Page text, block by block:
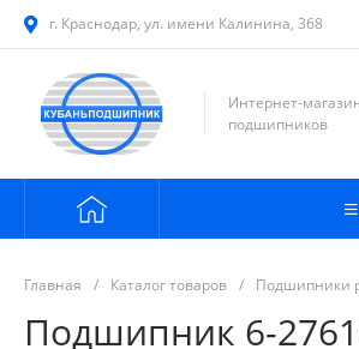
г. Краснодар, ул. имени Калинина, 368
Интернет-
подшипников
Главная / Каталог товаров / Подшипники
Подшипник 6-